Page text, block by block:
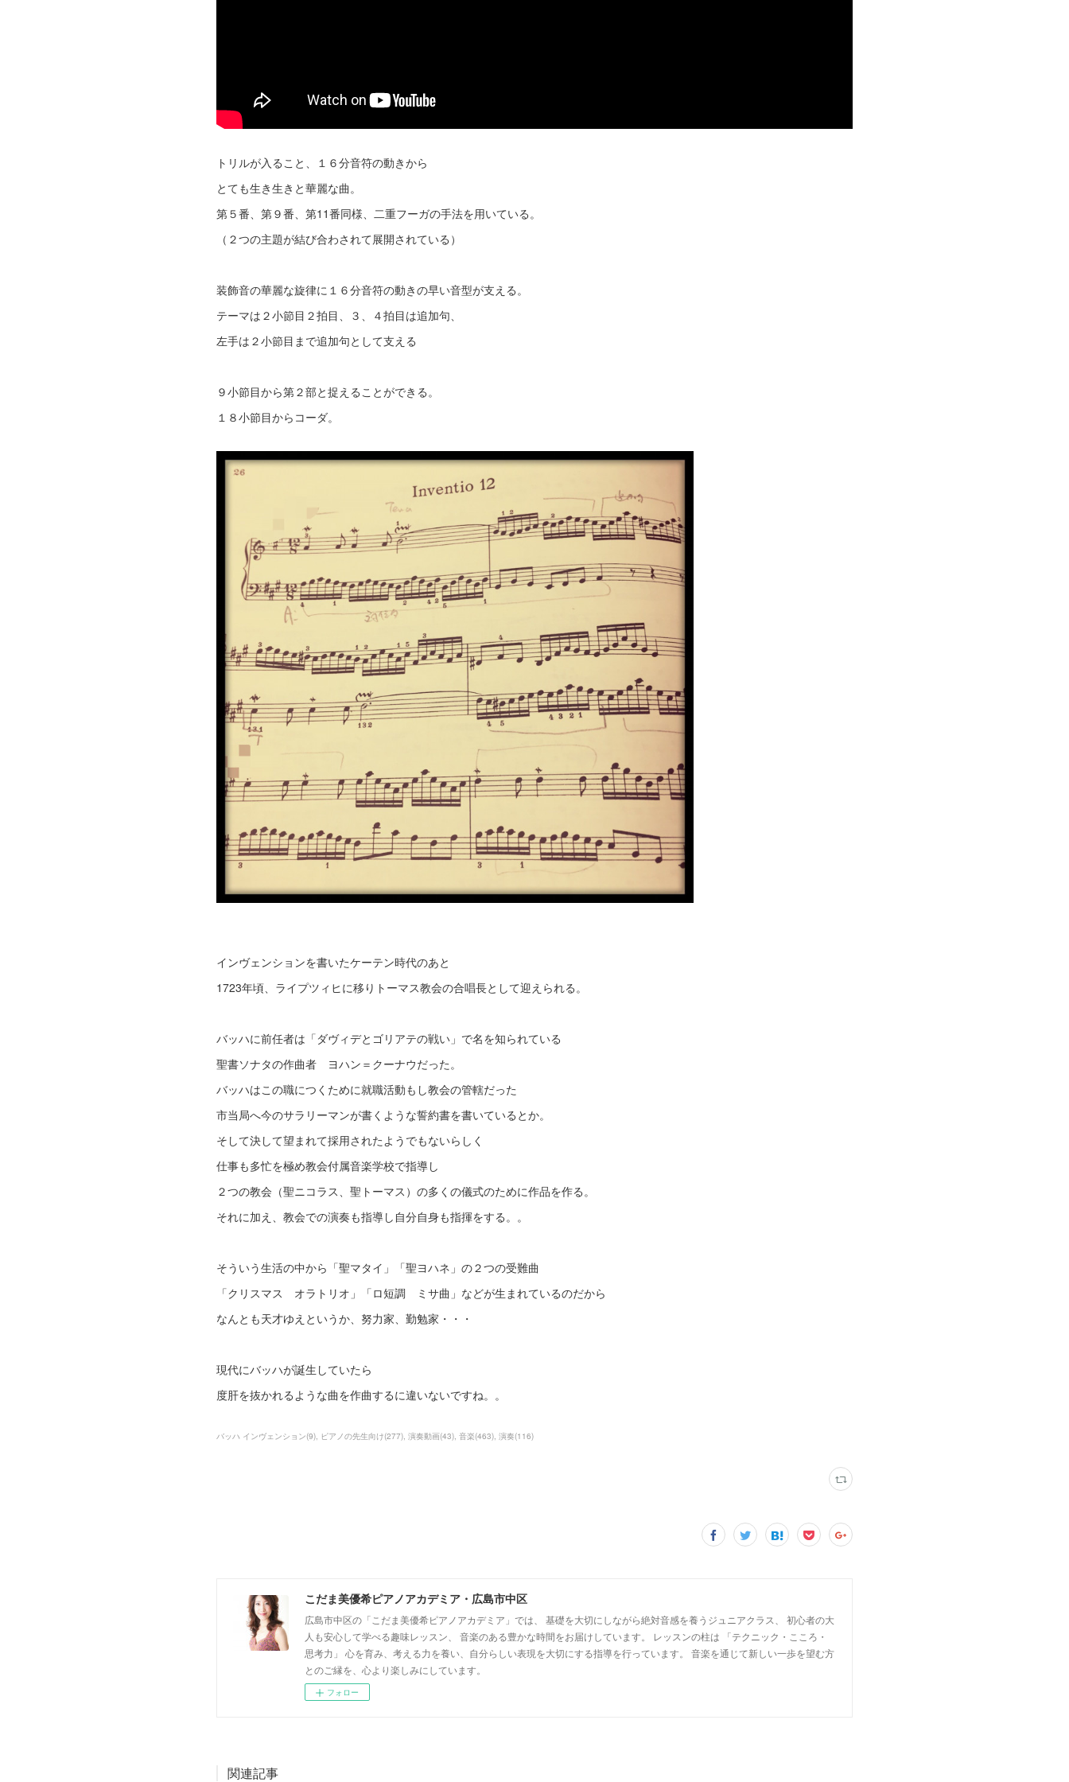
トリルが入ること、１６分音符の動きから
とても生き生きと華麗な曲。
第５番、第９番、第11番同様、二重フーガの手法を用いている。
（２つの主題が結び合わされて展開されている）
装飾音の華麗な旋律に１６分音符の動きの早い音型が支える。
テーマは２小節目２拍目、３、４拍目は追加句、
左手は２小節目まで追加句として支える
９小節目から第２部と捉えることができる。
１８小節目からコーダ。
インヴェンションを書いたケーテン時代のあと
1723年頃、ライプツィヒに移りトーマス教会の合唱長として迎えられる。
バッハに前任者は「ダヴィデとゴリアテの戦い」で名を知られている
聖書ソナタの作曲者 ヨハン＝クーナウだった。
バッハはこの職につくために就職活動もし教会の管轄だった
市当局へ今のサラリーマンが書くような誓約書を書いているとか。
そして決して望まれて採用されたようでもないらしく
仕事も多忙を極め教会付属音楽学校で指導し
２つの教会（聖ニコラス、聖トーマス）の多くの儀式のために作品を作る。
それに加え、教会での演奏も指導し自分自身も指揮をする。。
そういう生活の中から「聖マタイ」「聖ヨハネ」の２つの受難曲
「クリスマス オラトリオ」「ロ短調 ミサ曲」などが生まれているのだから
なんとも天才ゆえというか、努力家、勤勉家・・・
現代にバッハが誕生していたら
度肝を抜かれるような曲を作曲するに違いないですね。。
バッハ インヴェンション(9) ピアノの先生向け(277) 演奏動画(43) 音楽(463) 演奏(116)
こだま美優希ピアノアカデミア・広島市中区
広島市中区の「こだま美優希ピアノアカデミア」では、 基礎を大切にしながら絶対音感を養うジュニアクラス、 初心者の大
人も安心して学べる趣味レッスン、 音楽のある豊かな時間をお届けしています。 レッスンの柱は 「テクニック・こころ・
思考力」 心を育み、考える力を養い、自分らしい表現を大切にする指導を行っています。 音楽を通じて新しい一歩を望む方
とのご縁を、心より楽しみにしています。
フォロー
関連記事